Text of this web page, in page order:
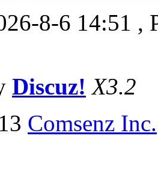
8-6 14:51 ,
Discuz! X3.2
Comsenz Inc.